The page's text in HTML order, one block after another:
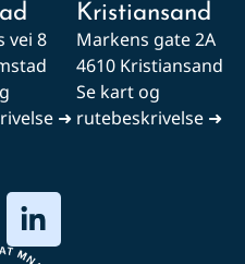
vei 8
➜
Kristiansand
Markens gate 2A
4610 Kristiansand
Se kart og
rutebeskrivelse ➜